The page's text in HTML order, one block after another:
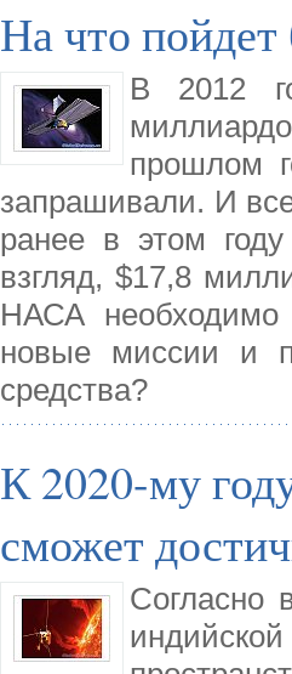
На что
В 2012
прошлом
запрашивали. И
ранее в этом
взгляд, $17,8
НАСА необходимо
новые миссии и
средства?
К 2020-му
сможет
Согласно